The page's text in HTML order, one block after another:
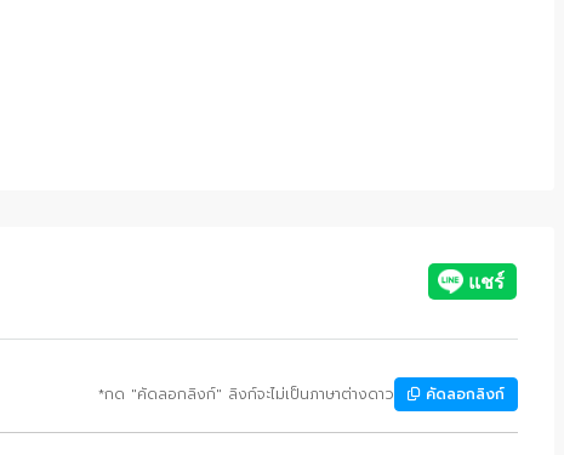
*กด "คัดลอกลิงก์" ลิงก์จะไม่เป็นภาษาต่างดาว คัดลอกลิงก์